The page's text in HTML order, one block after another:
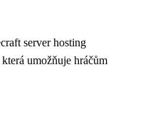
server hosting
umožňuje hráčům